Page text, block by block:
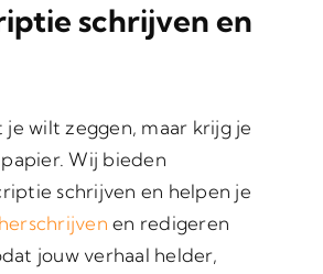
schrijven en
je wilt zeggen, maar krijg je
Wij bieden
schrijven en helpen je
herschrijven en redigeren
jouw verhaal helder,